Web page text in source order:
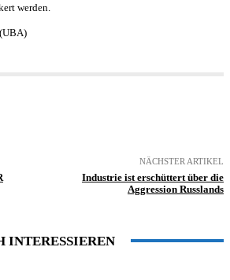
werden.
NÄCHSTER ARTIKEL
Industrie ist erschüttert über die
Aggression Russlands
INTERESSIEREN